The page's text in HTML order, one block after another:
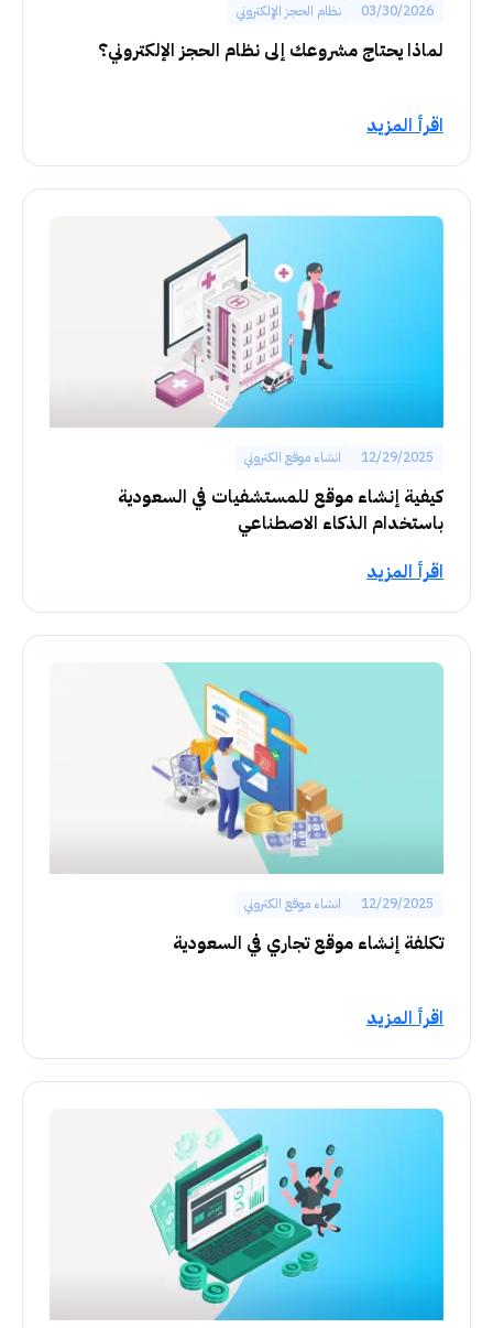
03/30/2026 نظام الحجز الإلكتروني
لماذا يحتاج مشروعك إلى نظام الحجز الإلكتروني؟
اقرأ المزيد
12/29/2025 انشاء موقع الكتروني
كيفية إنشاء موقع للمستشفيات في السعودية
باستخدام الذكاء الاصطناعي
اقرأ المزيد
12/29/2025 انشاء موقع الكتروني
تكلفة إنشاء موقع تجاري في السعودية
اقرأ المزيد